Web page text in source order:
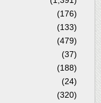
(176)
(133)
(479)
(37)
(188)
(24)
(320)